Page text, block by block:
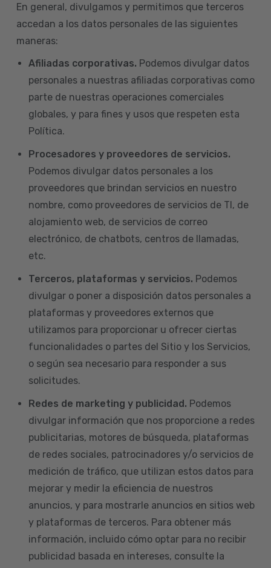
En general, divulgamos y permitimos que terceros
accedan a los datos personales de las siguientes
maneras:
Afiliadas corporativas. Podemos divulgar datos
personales a nuestras afiliadas corporativas como
parte de nuestras operaciones comerciales
globales, y para fines y usos que respeten esta
Política.
Procesadores y proveedores de servicios.
Podemos divulgar datos personales a los
proveedores que brindan servicios en nuestro
nombre, como proveedores de servicios de TI, de
alojamiento web, de servicios de correo
electrónico, de chatbots, centros de llamadas,
etc.
Terceros, plataformas y servicios. Podemos
divulgar o poner a disposición datos personales a
plataformas y proveedores externos que
utilizamos para proporcionar u ofrecer ciertas
funcionalidades o partes del Sitio y los Servicios,
o según sea necesario para responder a sus
solicitudes.
Redes de marketing y publicidad. Podemos
divulgar información que nos proporcione a redes
publicitarias, motores de búsqueda, plataformas
de redes sociales, patrocinadores y/o servicios de
medición de tráfico, que utilizan estos datos para
mejorar y medir la eficiencia de nuestros
anuncios, y para mostrarle anuncios en sitios web
y plataformas de terceros. Para obtener más
información, incluido cómo optar para no recibir
publicidad basada en intereses, consulte la